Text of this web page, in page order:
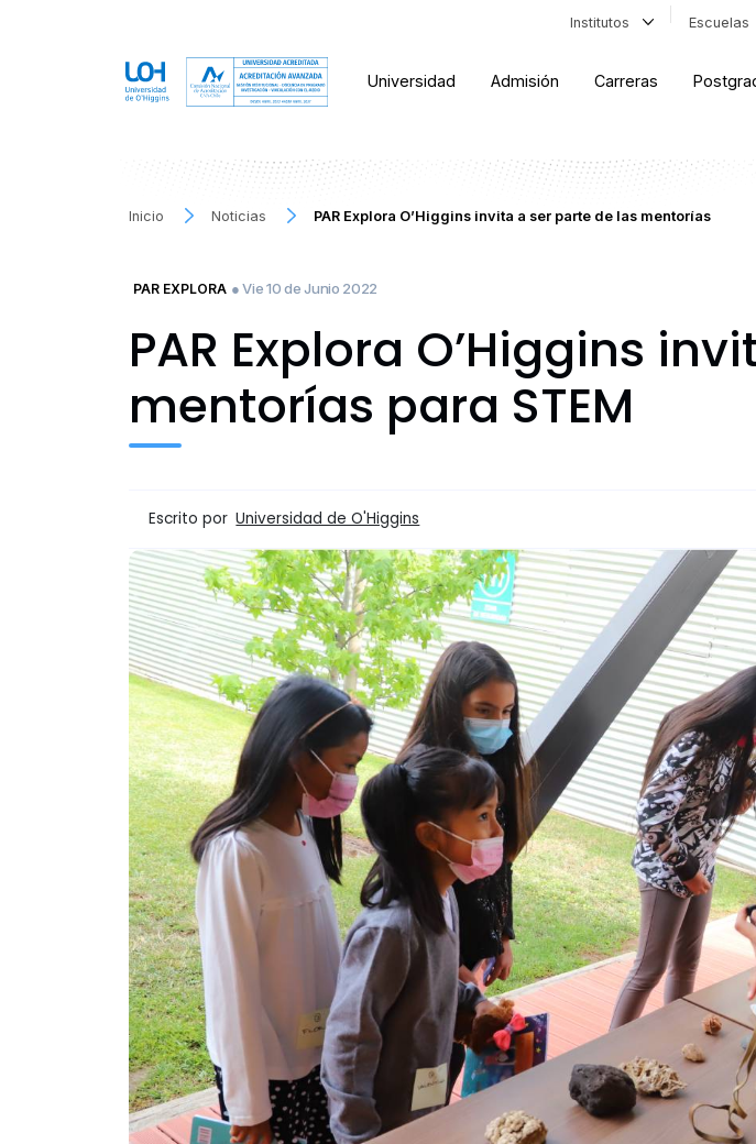
Institutos Escuelas
Universidad Admisión Carreras
Inicio Noticias PAR Explora O’Higgins invita a ser parte de las mentorías
PAR EXPLORA ● Vie 10 de Junio 2022
PAR Explora O’Higgins
mentorías para STEM
Escrito por Universidad de O'Higgins